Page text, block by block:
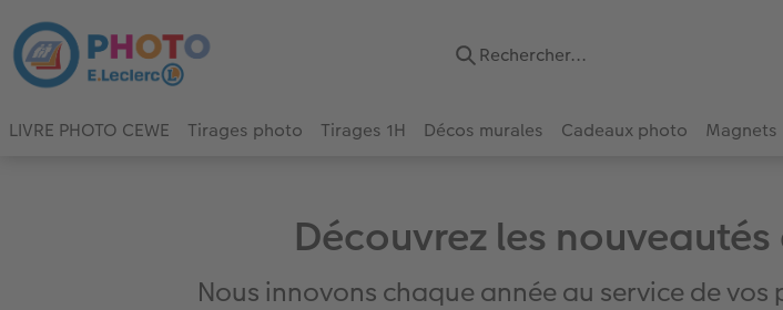
LIVRE PHOTO CEWE Tirages photo Tirages 1H Décos murales Cadeaux photo Magnets
Découvrez les
Nous innovons chaque année au service de